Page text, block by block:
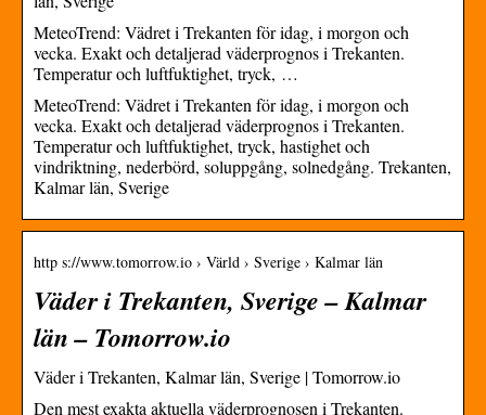
MeteoTrend: Vädret i Trekanten för idag, i morgon och
vecka. Exakt och detaljerad väderprognos i Trekanten.
Temperatur och luftfuktighet, tryck, …
MeteoTrend: Vädret i Trekanten för idag, i morgon och
vecka. Exakt och detaljerad väderprognos i Trekanten.
Temperatur och luftfuktighet, tryck, hastighet och
vindriktning, nederbörd, soluppgång, solnedgång. Trekanten,
Kalmar län, Sverige
http s://www.tomorrow.io › Värld › Sverige › Kalmar län
Väder i Trekanten, Sverige – Kalmar
län – Tomorrow.io
Väder i Trekanten, Kalmar län, Sverige | Tomorrow.io
Den mest exakta aktuella väderprognosen i Trekanten.